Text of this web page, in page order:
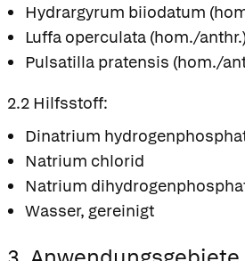
Hydrargyrum biiodatum
Luffa operculata (hom./
Pulsatilla pratensis (hom./
2.2 Hilfsstoff:
Dinatrium
Natrium chlorid
Natrium
Wasser, gereinigt